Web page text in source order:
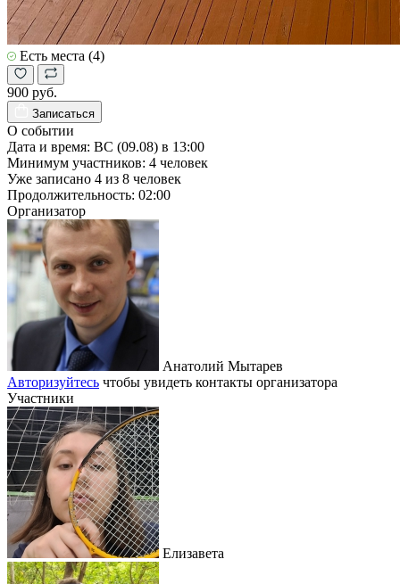
Есть места (4)
900 руб.
Записаться
О событии
Дата и время: ВС (09.08) в 13:00
Минимум участников: 4 человек
Уже записано 4 из 8 человек
Продолжительность: 02:00
Организатор
Анатолий Мытарев
Авторизуйтесь чтобы увидеть контакты организатора
Участники
Елизавета